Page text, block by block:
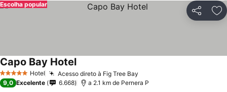
Partilhar
Escolha popular
5 Estrelas Hotel Acesso direto à Fig Tree Bay
Capo Bay Hotel
9,0 Excelente 6.668 a 2.1 km de Pernera P